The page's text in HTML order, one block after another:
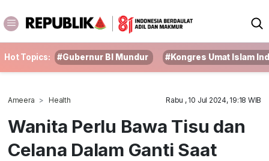
Hot Topics: #Gubernur BI Mundur #Kongres Umat Islam
Ameera Health Rabu , 10 Jul 2024, 19:18 WIB
Wanita Perlu Bawa Tisu dan
Celana Dalam Ganti Saat